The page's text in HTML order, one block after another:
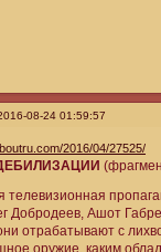
08-24 01:59:57
2016/04/27525/
телевизионная
Добродеев, Ашот
отрабатывают с
оружие, каким